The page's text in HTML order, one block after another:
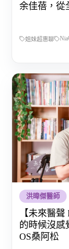
余佳蓓，從
姐妹超惠聊 Nia
洪暐傑醫師
【未來醫
的時候沒感
OS桑阿松